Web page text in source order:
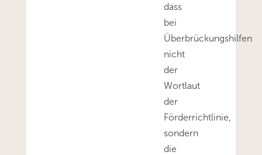
dass
bei
Überbrückungshilfen
nicht
der
Wortlaut
der
Förderrichtlinie,
sondern
die